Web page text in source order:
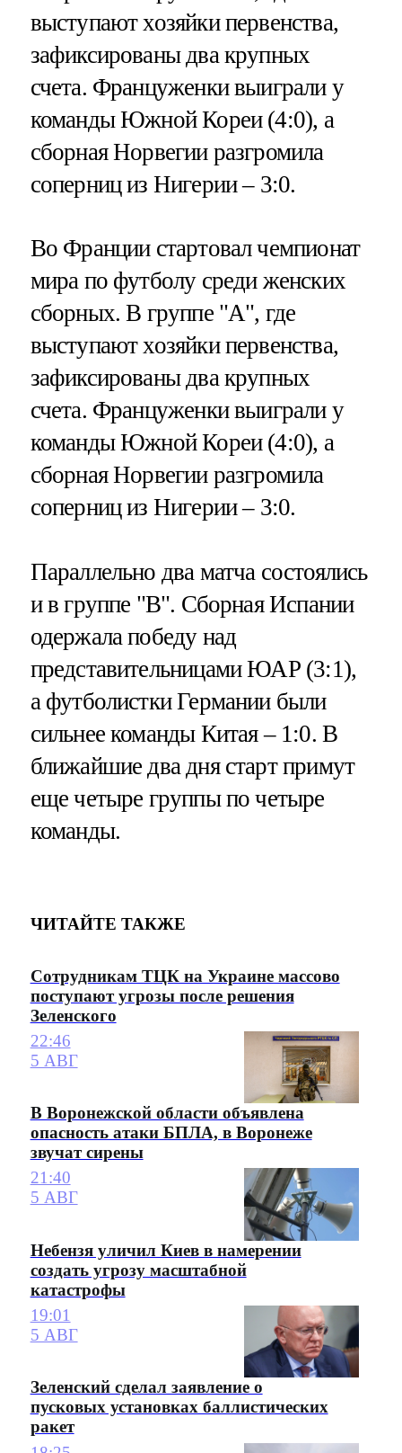
выступают хозяйки первенства,
зафиксированы два крупных
счета. Француженки выиграли у
команды Южной Кореи (4:0), а
сборная Норвегии разгромила
соперниц из Нигерии – 3:0.
Во Франции стартовал чемпионат
мира по футболу среди женских
сборных. В группе "А", где
выступают хозяйки первенства,
зафиксированы два крупных
счета. Француженки выиграли у
команды Южной Кореи (4:0), а
сборная Норвегии разгромила
соперниц из Нигерии – 3:0.
Параллельно два матча состоялись
и в группе "В". Сборная Испании
одержала победу над
представительницами ЮАР (3:1),
а футболистки Германии были
сильнее команды Китая – 1:0. В
ближайшие два дня старт примут
еще четыре группы по четыре
команды.
ЧИТАЙТЕ ТАКЖЕ
Сотрудникам ТЦК на Украине массово
поступают угрозы после решения
Зеленского
22:46
5 АВГ
В Воронежской области объявлена
опасность атаки БПЛА, в Воронеже
звучат сирены
21:40
5 АВГ
Небензя уличил Киев в намерении
создать угрозу масштабной
катастрофы
19:01
5 АВГ
Зеленский сделал заявление о
пусковых установках баллистических
ракет